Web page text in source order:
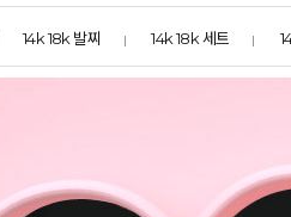
14k 18k 발찌 14k 18k 세트